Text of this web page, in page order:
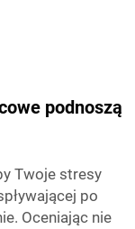
podnoszą
Twoje stresy
po
Oceniając nie